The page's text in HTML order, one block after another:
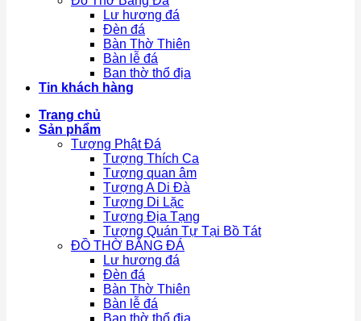
Lư hương đá
Đèn đá
Bàn Thờ Thiên
Bàn lễ đá
Ban thờ thổ địa
Tin khách hàng
Trang chủ
Sản phẩm
Tượng Phật Đá
Tượng Thích Ca
Tượng quan âm
Tượng A Di Đà
Tượng Di Lặc
Tượng Địa Tạng
Tượng Quán Tự Tại Bồ Tát
ĐỒ THỜ BẰNG ĐÁ
Lư hương đá
Đèn đá
Bàn Thờ Thiên
Bàn lễ đá
Ban thờ thổ địa